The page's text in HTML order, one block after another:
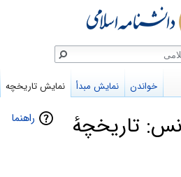
راهنما
یونس: تاریخچهٔ
خواندن نمایش مبدأ نمایش تاریخچه